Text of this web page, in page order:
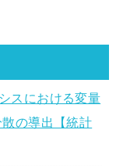
スにおける変量
の導出【統計